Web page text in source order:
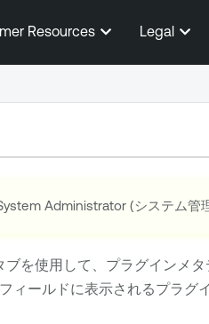
Resources Legal
Administrator (システム管
を使用して、プラグインメ
ールドに表示されるプラグ